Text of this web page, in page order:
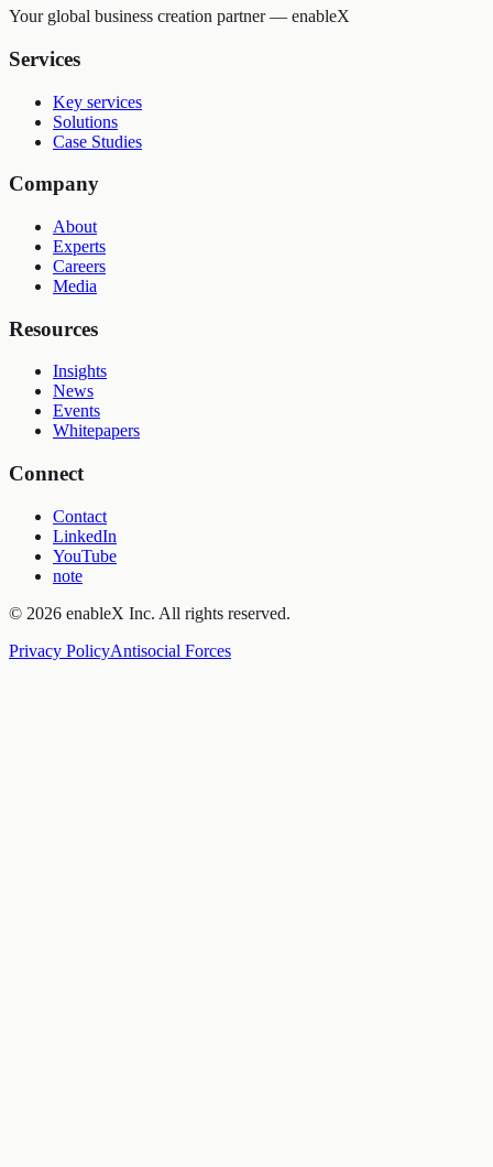
Your global business creation partner — enableX
Services
Key services
Solutions
Case Studies
Company
About
Experts
Careers
Media
Resources
Insights
News
Events
Whitepapers
Connect
Contact
LinkedIn
YouTube
note
© 2026 enableX Inc. All rights reserved.
Privacy PolicyAntisocial Forces